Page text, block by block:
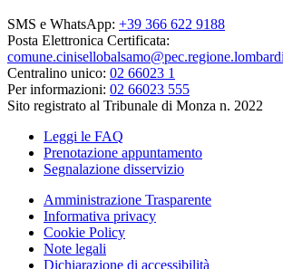
SMS e WhatsApp: +39 366 622 9188
Posta Elettronica Certificata:
Centralino unico: 02 66023 1
Per informazioni: 02 66023 555
Sito registrato al Tribunale di Monza n. 2022
Leggi le FAQ
Prenotazione appuntamento
Segnalazione disservizio
Amministrazione Trasparente
Informativa privacy
Cookie Policy
Note legali
Dichiarazione di accessibilità